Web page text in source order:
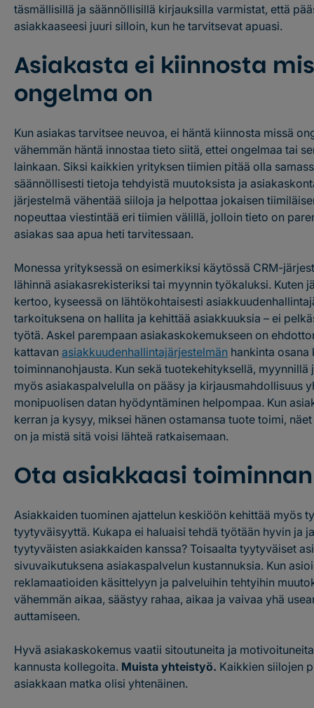
täsmällisillä ja säännöllisillä kirjauksilla varmistat, että
asiakkaaseesi juuri silloin, kun he tarvitsevat apuasi.
Asiakasta ei kiinnosta
ongelma on
Kun asiakas tarvitsee neuvoa, ei häntä kiinnosta missä
vähemmän häntä innostaa tieto siitä, ettei ongelmaa tai
lainkaan. Siksi kaikkien yrityksen tiimien pitää olla
säännöllisesti tietoja tehdyistä muutoksista ja
järjestelmä vähentää siiloja ja helpottaa jokaisen
nopeuttaa viestintää eri tiimien välillä, jolloin tieto on
asiakas saa apua heti tarvitessaan.
Monessa yrityksessä on esimerkiksi käytössä CRM-
lähinnä asiakasrekisteriksi tai myynnin työkaluksi. Kuten
kertoo, kyseessä on lähtökohtaisesti
tarkoituksena on hallita ja kehittää asiakkuuksia – ei
työtä. Askel parempaan asiakaskokemukseen on
kattavan asiakkuudenhallintajärjestelmän hankinta
toiminnanohjausta. Kun sekä tuotekehityksellä,
myös asiakaspalvelulla on pääsy ja kirjausmahdollisuus
monipuolisen datan hyödyntäminen helpompaa. Kun
kerran ja kysyy, miksei hänen ostamansa tuote toimi,
on ja mistä sitä voisi lähteä ratkaisemaan.
Ota asiakkaasi
Asiakkaiden tuominen ajattelun keskiöön kehittää myös
tyytyväisyyttä. Kukapa ei haluaisi tehdä työtään hyvin ja
tyytyväisten asiakkaiden kanssa? Toisaalta tyytyväiset
sivuvaikutuksena asiakaspalvelun kustannuksia. Kun
reklamaatioiden käsittelyyn ja palveluihin tehtyihin
vähemmän aikaa, säästyy rahaa, aikaa ja vaivaa yhä
auttamiseen.
Hyvä asiakaskokemus vaatii sitoutuneita ja
kannusta kollegoita. Muista yhteistyö. Kaikkien siilojen
asiakkaan matka olisi yhtenäinen.